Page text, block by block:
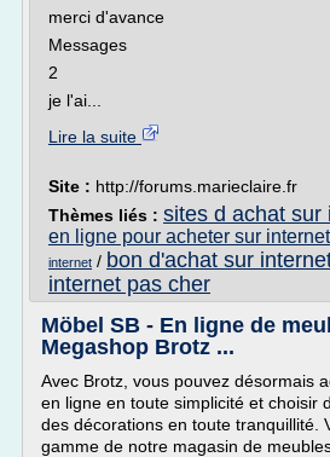
merci d'avance
Messages
2
je l'ai...
Lire la suite
Site : http://forums.marieclaire.fr
Thèmes liés : sites d achat sur
en ligne pour acheter sur internet
internet / bon d'achat sur
internet pas cher
Möbel SB - En ligne de
Megashop Brotz ...
Avec Brotz, vous pouvez désormais
en ligne en toute simplicité et choisir
des décorations en toute tranquillité.
gamme de notre magasin de